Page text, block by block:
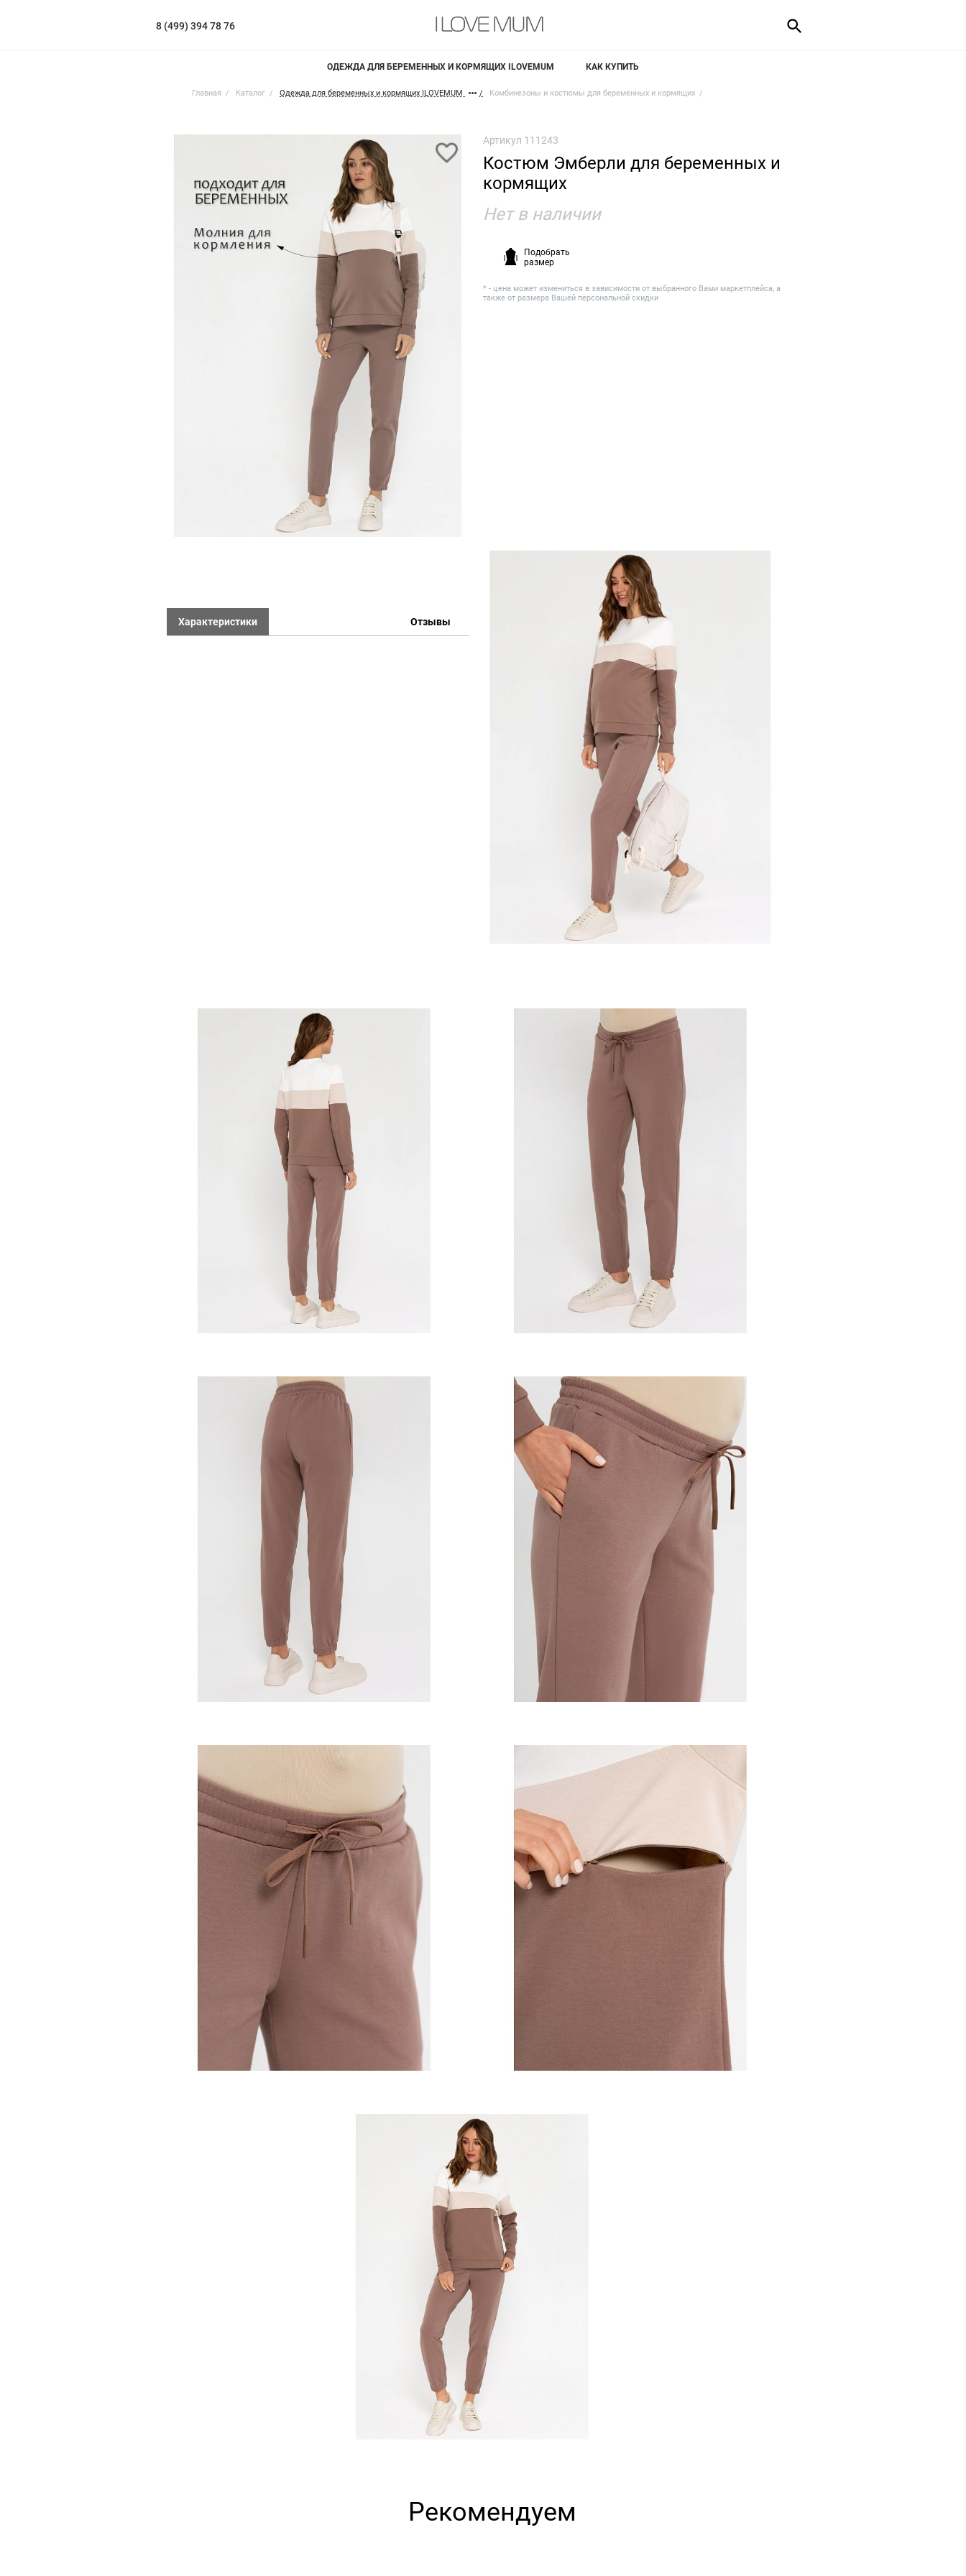
8 (499) 394 78 76
ОДЕЖДА ДЛЯ БЕРЕМЕННЫХ И КОРМЯЩИХ ILOVEMUM КАК КУПИТЬ
Главная Каталог Одежда для беременных и кормящих ILOVEMUM Комбинезоны и костюмы для беременных и кормящих
Артикул 111243
Костюм Эмберли для беременных и
кормящих
Нет в наличии
Подобрать
размер
* - цена может измениться в зависимости от выбранного Вами маркетплейса, а
также от размера Вашей персональной скидки
Характеристики Отзывы
Рекомендуем